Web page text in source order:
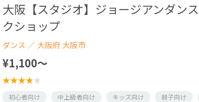
大阪【スタジオ】ジョージアンダン
クショップ
ダンス ／ 大阪府 大阪市
¥1,100〜
初心者向け 中上級者向け キッズ向け 親子向け